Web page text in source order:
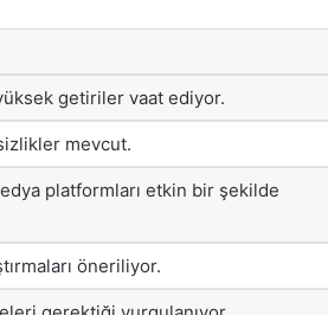
getiriler vaat ediyor.
mevcut.
platformları etkin bir şekilde
öneriliyor.